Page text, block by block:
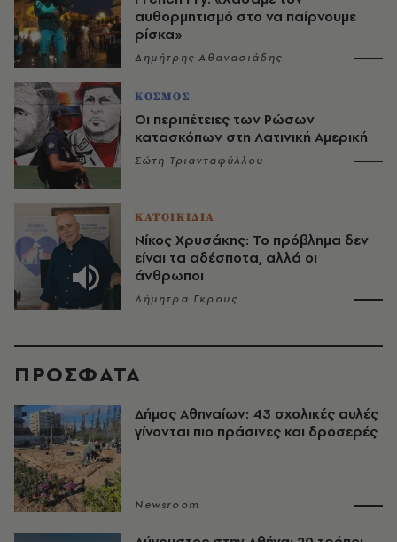
αυθορμητισμό στο να παίρνουμε
ρίσκα»
Δημήτρης Αθανασιάδης
ΚΟΣΜΟΣ
Οι περιπέτειες των Ρώσων
κατασκόπων στη Λατινική Αμερική
Σώτη Τριανταφύλλου
ΚΑΤΟΙΚΙΔΙΑ
Νίκος Χρυσάκης: Το πρόβλημα δεν
είναι τα αδέσποτα, αλλά οι
άνθρωποι
Δήμητρα Γκρους
ΠΡΟΣΦΑΤΑ
Δήμος Αθηναίων: 43 σχολικές αυλές
γίνονται πιο πράσινες και δροσερές
Newsroom